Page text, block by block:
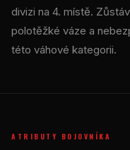
divizi na 4. místě.
polotěžké váze a
této váhové kategorii.
ATRIBUTY BOJOVNÍKA